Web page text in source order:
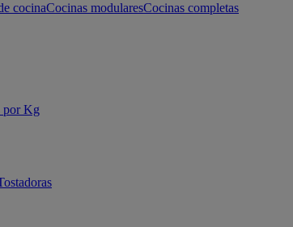
cocinaCocinas modularesCocinas completas
por Kg